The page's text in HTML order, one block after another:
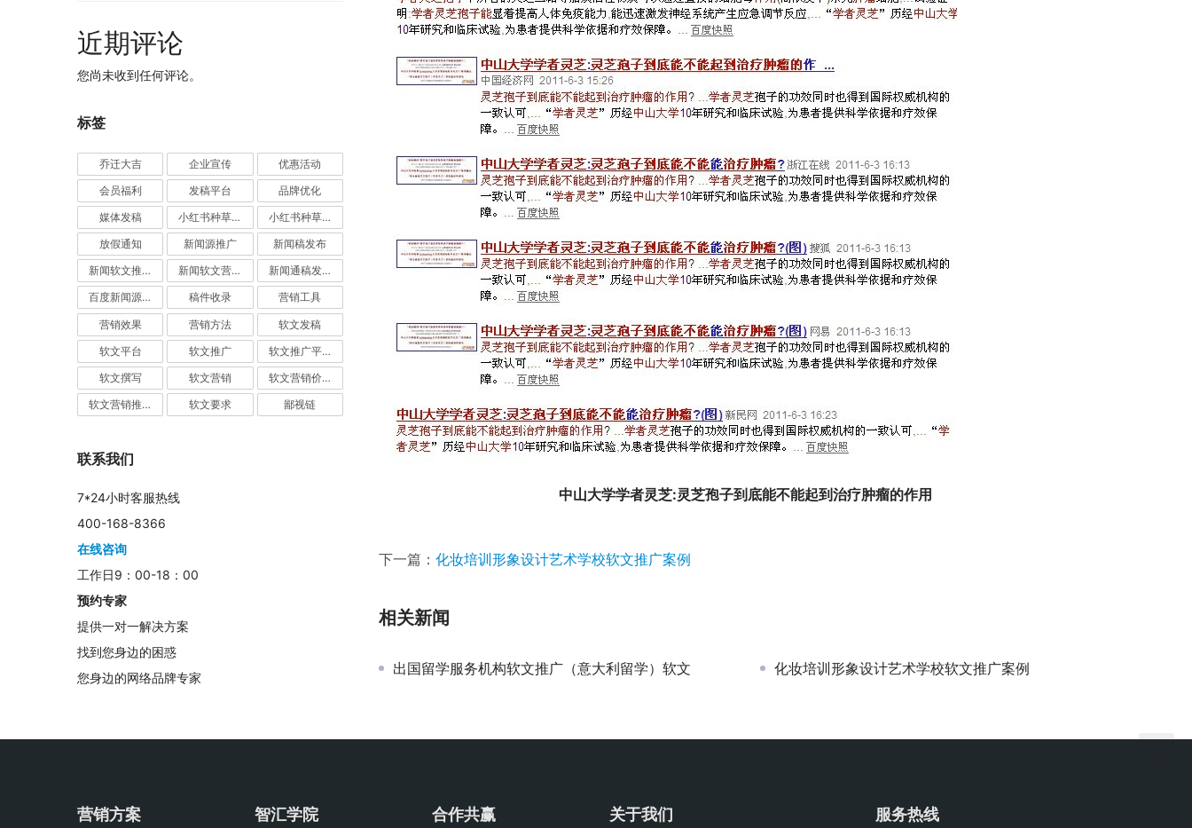
中山大学学者灵芝:灵芝孢子到底能不能起到治疗肿瘤的作用
下一篇： 化妆培训形象设计艺术学校软文推广案例
相关新闻
出国留学服务机构软文推广（意大利留学）软文 化妆培训形象设计艺术学校软文推广案例
近期评论
您尚未收到任何评论。
标签
乔迁大吉 企业宣传 优惠活动
会员福利 发稿平台 品牌优化
媒体发稿 小红书种草推广 小红书种草营销
放假通知 新闻源推广 新闻稿发布
新闻软文推广发稿 新闻软文营销推广 新闻通稿发布推广
百度新闻源发布 稿件收录 营销工具
营销效果 营销方法 软文发稿
软文平台 软文推广 软文推广平台
软文撰写 软文营销 软文营销价值
软文营销推广 软文要求 鄙视链
联系我们
7*24小时客服热线
400-168-8366
在线咨询
工作日9：00-18：00
预约专家
提供一对一解决方案
找到您身边的困惑
您身边的网络品牌专家
营销方案 智汇学院 合作共赢 关于我们 服务热线